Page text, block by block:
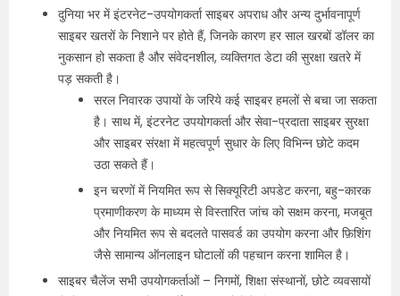
दुनिया भर में इंटरनेट-उपयोगकर्ता साइबर अपराध और अन्य दुर्भावनापूर्ण
साइबर खतरों के निशाने पर होते हैं, जिनके कारण हर साल खरबों डॉलर का
नुकसान हो सकता है और संवेदनशील, व्यक्तिगत डेटा की सुरक्षा खतरे में
पड़ सकती है।
सरल निवारक उपायों के जरिये कई साइबर हमलों से बचा जा सकता
है। साथ में, इंटरनेट उपयोगकर्ता और सेवा-प्रदाता साइबर सुरक्षा
और साइबर संरक्षा में महत्वपूर्ण सुधार के लिए विभिन्न छोटे कदम
उठा सकते हैं।
इन चरणों में नियमित रूप से सिक्यूरिटी अपडेट करना, बहु-कारक
प्रमाणीकरण के माध्यम से विस्तारित जांच को सक्षम करना, मजबूत
और नियमित रूप से बदलते पासवर्ड का उपयोग करना और फ़िशिंग
जैसे सामान्य ऑनलाइन घोटालों की पहचान करना शामिल है।
साइबर चैलेंज सभी उपयोगकर्ताओं – निगमों, शिक्षा संस्थानों, छोटे व्यवसायों